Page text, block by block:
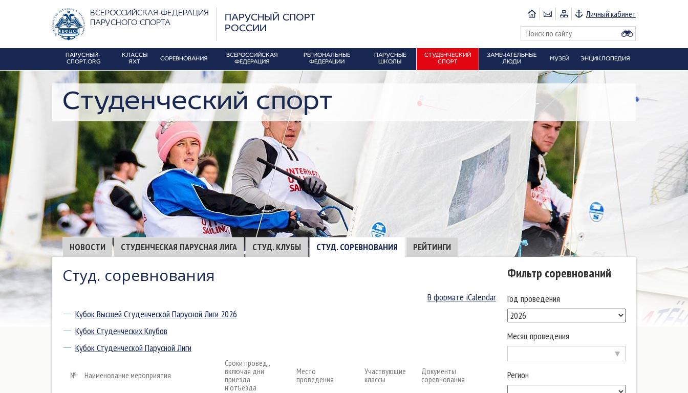
ВСЕРОССИЙСКАЯ ФЕДЕРАЦИЯ
ПАРУСНОГО СПОРТА
ПАРУСНЫЙ СПОРТ
РОССИИ
Личный кабинет
ПАРУСНЫЙ-
СПОРТ.ORG
КЛАССЫ
ЯХТ
СОРЕВНОВАНИЯ
ВСЕРОССИЙСКАЯ
ФЕДЕРАЦИЯ
РЕГИОНАЛЬНЫЕ
ФЕДЕРАЦИИ
ПАРУСНЫЕ
ШКОЛЫ
СТУДЕНЧЕСКИЙ
СПОРТ
ЗАМЕЧАТЕЛЬНЫЕ
ЛЮДИ
МУЗЕЙ ЭНЦИКЛОПЕДИЯ
Студенческий спорт
НОВОСТИ СТУДЕНЧЕСКАЯ ПАРУСНАЯ ЛИГА СТУД. КЛУБЫ СТУД. СОРЕВНОВАНИЯ РЕЙТИНГИ
Студ. соревнования
В формате iCalendar
Кубок Высшей Студенческой Парусной Лиги 2026
Кубок Студенческих Клубов
Кубок Студенческой Парусной Лиги
№ Наименование мероприятия
Сроки провед.,
включая дни
приезда
и отъезда
Место
проведения
Участвующие
классы
Документы
соревнования
Фильтр соревнований
Год проведения
Месяц проведения
Регион